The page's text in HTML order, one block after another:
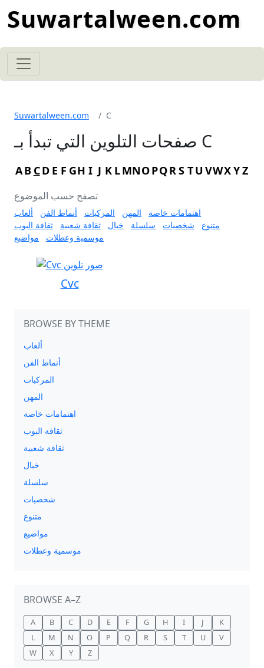
Suwartalween.com
Suwartalween.com C
صفحات التلوين التي تبدأ بـ C
AB CD E F GH I J K LMNOPQRS TU VWXYZ
تصفح حسب الموضوع
ألعاب أنماط الفن المركبات المهن
اهتمامات خاصة
ثقافة البوب
ثقافة شعبية خيال سلسلة شخصيات
متنوع
مواضيع
موسمية وعطلات
Cvc
BROWSE BY THEME
ألعاب
أنماط الفن
المركبات
المهن
اهتمامات خاصة
ثقافة البوب
ثقافة شعبية
خيال
سلسلة
شخصيات
متنوع
مواضيع
موسمية وعطلات
BROWSE A–Z
A B C D E F G H I J
K
L
M N O P Q R S T U
V
W
X Y Z